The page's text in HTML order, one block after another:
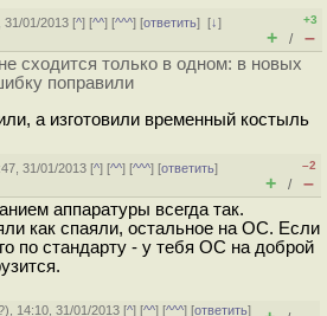
31/01/2013 [^] [^^] [^^^] [ответить][↓]
+3
+ / –
сходится только в одном: в новых
поправили
а изготовили временный костыль
31/01/2013 [^] [^^] [^^^] [ответить]
–2
+ / –
аппаратуры всегда так.
как спаяли, остальное на ОС. Если
по стандарту - у тебя ОС на доброй
), 14:10, 31/01/2013 [^] [^^] [^^^] [ответить]